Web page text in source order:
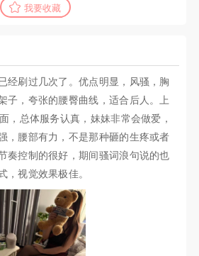
我要收藏
经刷过几次了。优点明显，风骚，胸
子，夸张的腰臀曲线，适合后人。上
，总体服务认真，妹妹非常会做爱，
，腰部有力，不是那种砸的生疼或者
奏控制的很好，期间骚词浪句说的也
，视觉效果极佳。